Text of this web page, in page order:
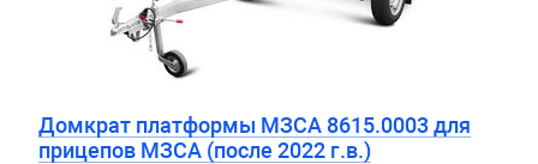
Домкрат платформы МЗСА 8615.0003 для
прицепов МЗСА (после 2022 г.в.)